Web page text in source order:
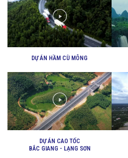
DỰ ÁN HẦM CÙ MÔNG
DỰ ÁN CAO TỐC
BẮC GIANG - LẠNG SƠN